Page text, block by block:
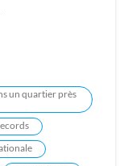
un quartier près